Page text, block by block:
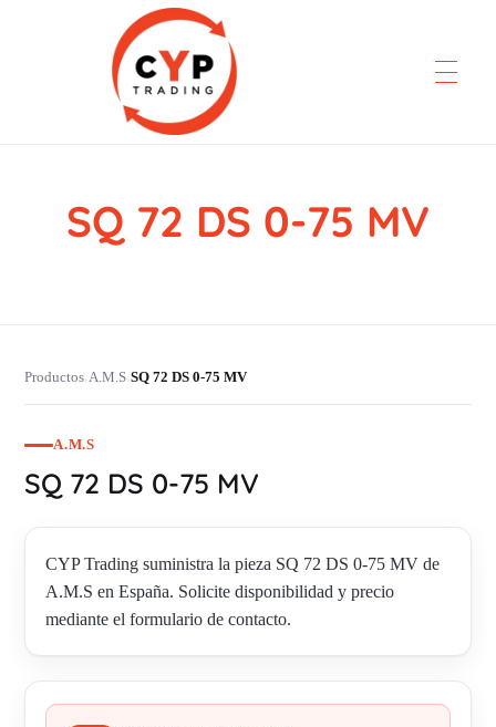
CYP Trading
Professionelle Ersatzteilbeschaffung
SQ 72 DS 0-75 MV
Productos›A.M.S›SQ 72 DS 0-75 MV
A.M.S
SQ 72 DS 0-75 MV
CYP Trading suministra la pieza SQ 72 DS 0-75 MV de
A.M.S en España. Solicite disponibilidad y precio
mediante el formulario de contacto.